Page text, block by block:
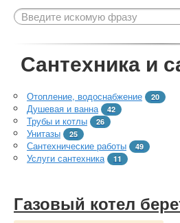
Сантехника и
Отопление, водоснабжение 20
Душевая и ванна 42
Трубы и котлы 26
Унитазы 25
Сантехнические работы 49
Услуги сантехника 11
Газовый котел